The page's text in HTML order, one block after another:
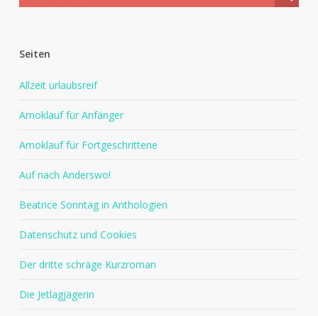
Seiten
Allzeit urlaubsreif
Amoklauf für Anfänger
Amoklauf für Fortgeschrittene
Auf nach Anderswo!
Beatrice Sonntag in Anthologien
Datenschutz und Cookies
Der dritte schräge Kurzroman
Die Jetlagjägerin